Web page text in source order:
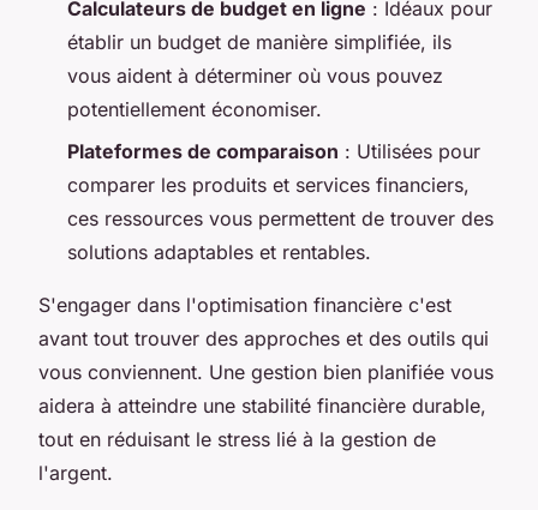
Calculateurs de budget en ligne : Idéaux pour
établir un budget de manière simplifiée, ils
vous aident à déterminer où vous pouvez
potentiellement économiser.
Plateformes de comparaison : Utilisées pour
comparer les produits et services financiers,
ces ressources vous permettent de trouver des
solutions adaptables et rentables.
S'engager dans l'optimisation financière c'est
avant tout trouver des approches et des outils qui
vous conviennent. Une gestion bien planifiée vous
aidera à atteindre une stabilité financière durable,
tout en réduisant le stress lié à la gestion de
l'argent.